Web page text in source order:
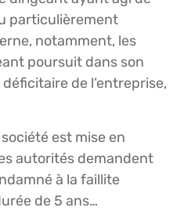
particulièrement
notamment, les
poursuit dans son
de l’entreprise,
est mise en
autorités demandent
à la faillite
de 5 ans…